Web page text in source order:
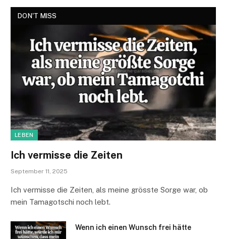
DON'T MISS
LEBEN
Ich vermisse die Zeiten
September 11, 2025
Ich vermisse die Zeiten, als meine grösste Sorge war, ob
mein Tamagotschi noch lebt.
Wenn ich einen Wunsch frei hätte